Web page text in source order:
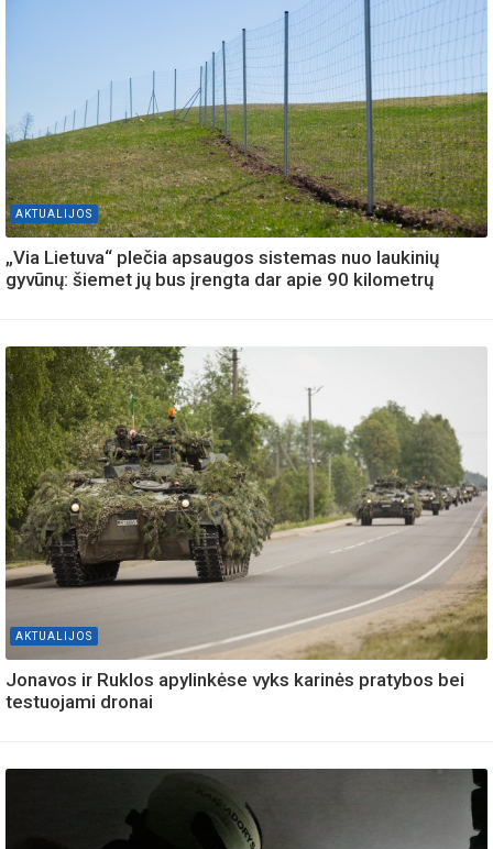
AKTUALIJOS
„Via Lietuva“ plečia apsaugos sistemas nuo laukinių
gyvūnų: šiemet jų bus įrengta dar apie 90 kilometrų
AKTUALIJOS
Jonavos ir Ruklos apylinkėse vyks karinės pratybos bei
testuojami dronai